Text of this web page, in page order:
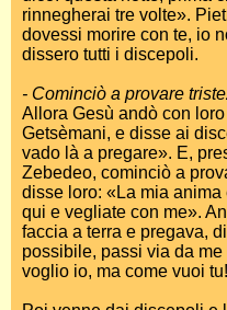
rinnegherai tre volte».
dovessi morire con te, io
dissero tutti i discepoli.
- Cominciò a provare
Allora Gesù andò con
Getsèmani, e disse ai
vado là a pregare». E,
Zebedeo, cominciò a
disse loro: «La mia
qui e vegliate con me».
faccia a terra e pregava,
possibile, passi via da
voglio io, ma come vuoi